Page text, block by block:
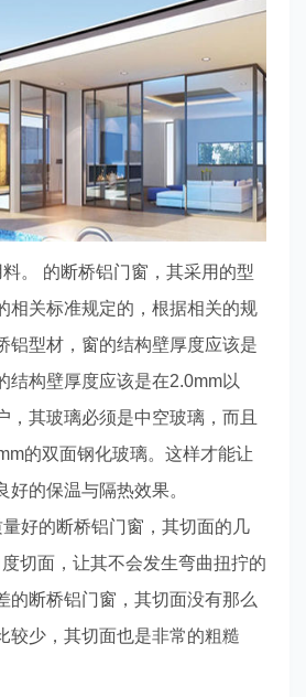
的断桥铝门窗，其采用的型
相关标准规定的，根据相关的规
铝型材，窗的结构壁厚度应该是
结构壁厚度应该是在2.0mm以
，其玻璃必须是中空玻璃，而且
的双面钢化玻璃。这样才能让
好的保温与隔热效果。
的断桥铝门窗，其切面的几
切面，让其不会发生弯曲扭拧的
的断桥铝门窗，其切面没有那么
较少，其切面也是非常的粗糙